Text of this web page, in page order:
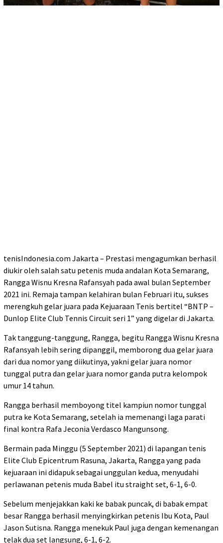
tenisIndonesia.com Jakarta – Prestasi mengagumkan berhasil
diukir oleh salah satu petenis muda andalan Kota Semarang,
Rangga Wisnu Kresna Rafansyah pada awal bulan September
2021 ini. Remaja tampan kelahiran bulan Februari itu, sukses
merengkuh gelar juara pada Kejuaraan Tenis bertitel “BNTP –
Dunlop Elite Club Tennis Circuit seri 1” yang digelar di Jakarta.
Tak tanggung-tanggung, Rangga, begitu Rangga Wisnu Kresna
Rafansyah lebih sering dipanggil, memborong dua gelar juara
dari dua nomor yang diikutinya, yakni gelar juara nomor
tunggal putra dan gelar juara nomor ganda putra kelompok
umur 14 tahun.
Rangga berhasil memboyong titel kampiun nomor tunggal
putra ke Kota Semarang, setelah ia memenangi laga parati
final kontra Rafa Jeconia Verdasco Mangunsong.
Bermain pada Minggu (5 September 2021) di lapangan tenis
Elite Club Epicentrum Rasuna, Jakarta, Rangga yang pada
kejuaraan ini didapuk sebagai unggulan kedua, menyudahi
perlawanan petenis muda Babel itu straight set, 6-1, 6-0.
Sebelum menjejakkan kaki ke babak puncak, di babak empat
besar Rangga berhasil menyingkirkan petenis Ibu Kota, Paul
Jason Sutisna. Rangga menekuk Paul juga dengan kemenangan
telak dua set langsung, 6-1, 6-2.